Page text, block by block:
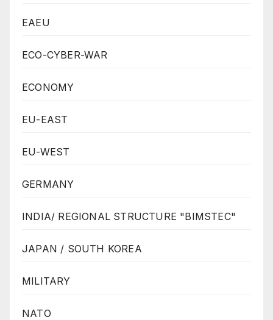
EAEU
ECO-CYBER-WAR
ECONOMY
EU-EAST
EU-WEST
GERMANY
INDIA/ REGIONAL STRUCTURE "BIMSTEC"
JAPAN / SOUTH KOREA
MILITARY
NATO